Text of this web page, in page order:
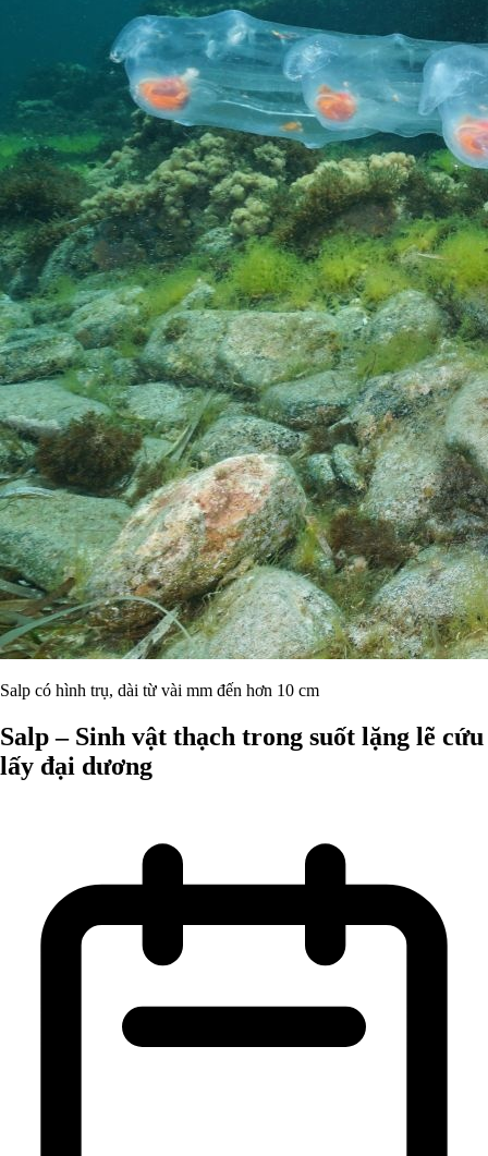
Salp có hình trụ, dài từ vài mm đến hơn 10 cm
Salp – Sinh vật thạch trong suốt lặng lẽ cứu
lấy đại dương